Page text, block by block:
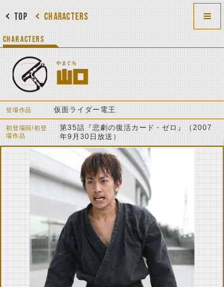
CHARACTERS
TOP
CHARACTERS
やまぐち
山口
登場作品 仮面ライダー電王
初登場回/初登
場作品
第35話『悲劇の復活カード・ゼロ』（2007
年9月30日放送）